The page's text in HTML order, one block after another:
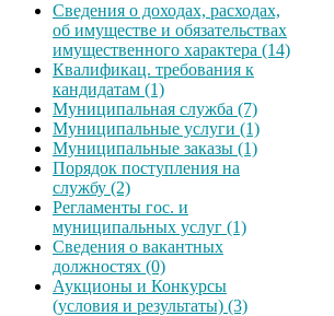
Сведения о доходах, расходах,
об имуществе и обязательствах
имущественного характера (14)
Квалификац. требования к
кандидатам (1)
Муниципальная служба (7)
Муниципальные услуги (1)
Муниципальные заказы (1)
Порядок поступления на
службу (2)
Регламенты гос. и
муниципальных услуг (1)
Сведения о вакантных
должностях (0)
Аукционы и Конкурсы
(условия и результаты) (3)